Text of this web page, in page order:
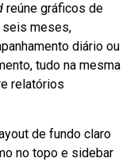
reúne gráficos de
seis meses,
diário ou
tudo na mesma
relatórios
de fundo claro
no topo e sidebar